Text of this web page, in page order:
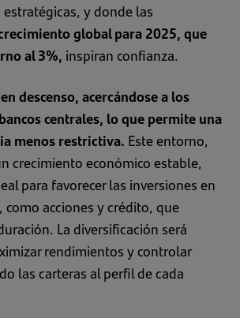
y donde las
global para 2025, que
al 3%, inspiran confianza.
descenso, acercándose a los
centrales, lo que permite una
menos restrictiva. Este entorno,
crecimiento económico estable,
para favorecer las inversiones en
como acciones y crédito, que
La diversificación será
rendimientos y controlar
las carteras al perfil de cada